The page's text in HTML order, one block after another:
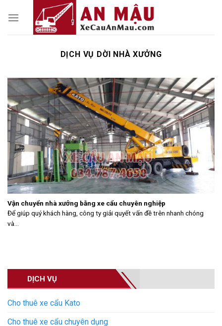
DỊCH VỤ DỜI NHÀ XƯỞNG
DỊCH VỤ
Cho thuê xe cẩu Kato
Cho thuê xe cẩu chuyên dụng
Vận chuyển nhà xưởng bằng xe cẩu chuyên nghiệp
Để giúp quý khách hàng, công ty giải quyết vấn đề trên nhanh chóng
và...